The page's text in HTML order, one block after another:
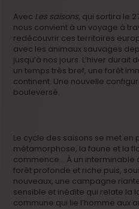
Avec Les saisons, qui sortira le
nous convient à un voyage à
redécouvrir ces territoires
avec les animaux sauvages
jusqu’à nos jours. L’hiver durait
un temps très bref, une forêt
continent. Une nouvelle
bouleversé.
Le cycle des saisons se met en
métamorphose, la faune et la
commence… À un
forêt profonde et riche puis,
nouveaux, une campagne
sensible et inédite qui relate la
commune qui lie l’homme aux